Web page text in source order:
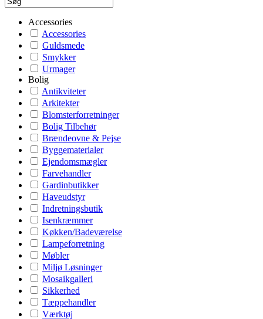
Accessories
Accessories
Guldsmede
Smykker
Urmager
Bolig
Antikviteter
Arkitekter
Blomsterforretninger
Bolig Tilbehør
Brændeovne & Pejse
Byggematerialer
Ejendomsmægler
Farvehandler
Gardinbutikker
Haveudstyr
Indretningsbutik
Isenkræmmer
Køkken/Badeværelse
Lampeforretning
Møbler
Miljø Løsninger
Mosaikgalleri
Sikkerhed
Tæppehandler
Værktøj